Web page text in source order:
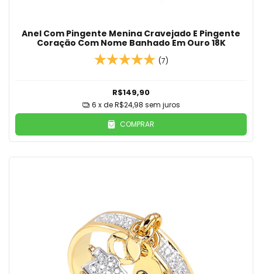
Anel Com Pingente Menina Cravejado E Pingente
Coração Com Nome Banhado Em Ouro 18K
(7)
R$149,90
6 x deR$24,98 sem juros
COMPRAR